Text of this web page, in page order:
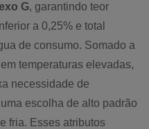
G, garantindo teor
a 0,25% e total
de consumo. Somado a
temperaturas elevadas,
necessidade de
escolha de alto padrão
fria. Esses atributos